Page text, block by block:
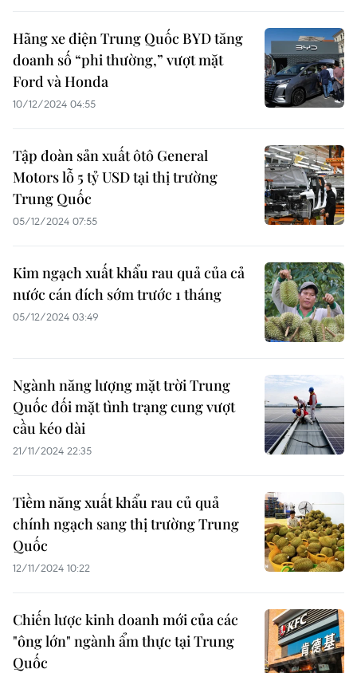
Hãng xe điện Trung Quốc BYD tăng
doanh số “phi thường,” vượt mặt
Ford và Honda
10/12/2024 04:55
Tập đoàn sản xuất ôtô General
Motors lỗ 5 tỷ USD tại thị trường
Trung Quốc
05/12/2024 07:55
Kim ngạch xuất khẩu rau quả của cả
nước cán đích sớm trước 1 tháng
05/12/2024 03:49
Ngành năng lượng mặt trời Trung
Quốc đối mặt tình trạng cung vượt
cầu kéo dài
21/11/2024 22:35
Tiềm năng xuất khẩu rau củ quả
chính ngạch sang thị trường Trung
Quốc
12/11/2024 10:22
Chiến lược kinh doanh mới của các
"ông lớn" ngành ẩm thực tại Trung
Quốc